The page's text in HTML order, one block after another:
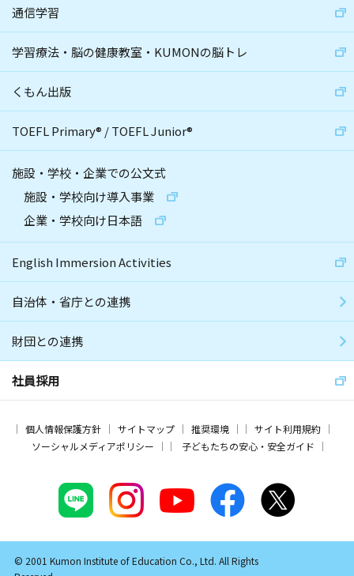
通信学習
学習療法・脳の健康教室・KUMONの脳トレ
くもん出版
TOEFL Primary® /TOEFL Junior®
施設・学校・企業での公文式
施設・学校向け導入事業
企業・学校向け日本語
English Immersion Activities
自治体・省庁との連携
財団との連携
社員採用
個人情報保護方針 サイトマップ 推奨環境
サイト利用規約
ソーシャルメディアポリシー
子どもたちの安心・安全ガイド
© 2001 Kumon Institute of Education Co., Ltd. All Rights